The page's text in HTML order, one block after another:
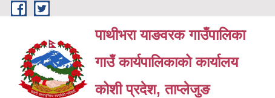
Skip to main content
पाथीभरा याङवरक गाउँपालिका
गाउँ कार्यपालिकाको कार्यालय
कोशी प्रदेश, ताप्लेजुङ